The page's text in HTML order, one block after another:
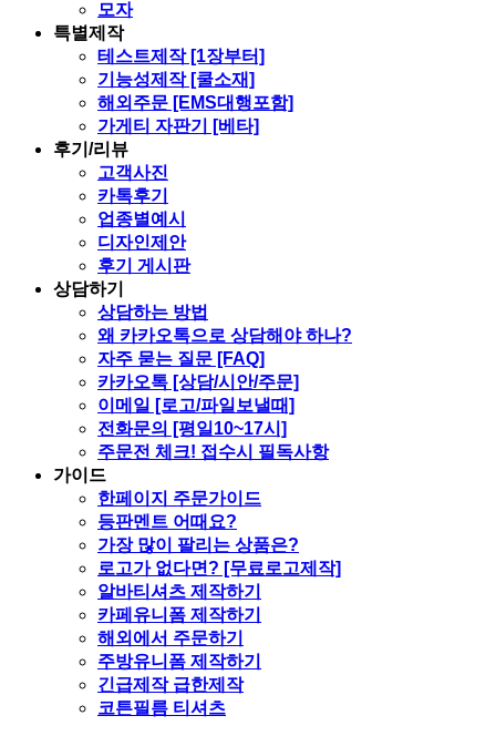
모자
특별제작
테스트제작 [1장부터]
기능성제작 [쿨소재]
해외주문 [EMS대행포함]
가게티 자판기 [베타]
후기/리뷰
고객사진
카톡후기
업종별예시
디자인제안
후기 게시판
상담하기
상담하는 방법
왜 카카오톡으로 상담해야 하나?
자주 묻는 질문 [FAQ]
카카오톡 [상담/시안/주문]
이메일 [로고/파일보낼때]
전화문의 [평일10~17시]
주문전 체크! 접수시 필독사항
가이드
한페이지 주문가이드
등판멘트 어때요?
가장 많이 팔리는 상품은?
로고가 없다면? [무료로고제작]
알바티셔츠 제작하기
카페유니폼 제작하기
해외에서 주문하기
주방유니폼 제작하기
긴급제작 급한제작
코튼필름 티셔츠